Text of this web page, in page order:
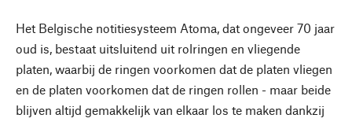
Het Belgische notitiesysteem Atoma, dat ongeveer 70 jaar
oud is, bestaat uitsluitend uit rolringen en vliegende
platen, waarbij de ringen voorkomen dat de platen vliegen
en de platen voorkomen dat de ringen rollen - maar beide
blijven altijd gemakkelijk van elkaar los te maken dankzij